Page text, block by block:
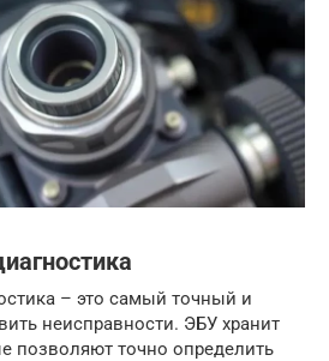
– это самый точный и
неисправности. ЭБУ хранит
позволяют точно определить